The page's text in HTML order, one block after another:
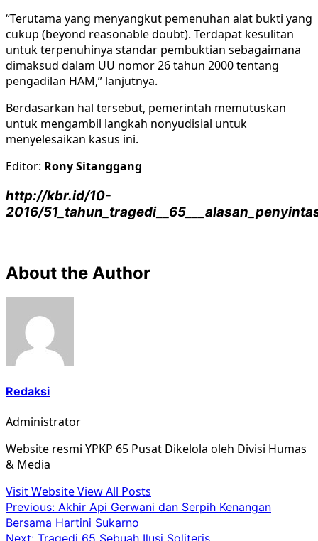
“Terutama yang menyangkut pemenuhan alat bukti yang
cukup (beyond reasonable doubt). Terdapat kesulitan
untuk terpenuhinya standar pembuktian sebagaimana
dimaksud dalam UU nomor 26 tahun 2000 tentang
pengadilan HAM,” lanjutnya.
Berdasarkan hal tersebut, pemerintah memutuskan
untuk mengambil langkah nonyudisial untuk
menyelesaikan kasus ini.
Editor: Rony Sitanggang
http://kbr.id/10-
2016/
About the Author
Redaksi
Administrator
Website resmi YPKP 65 Pusat Dikelola oleh Divisi Humas
& Media
Visit WebsiteView All Posts
Post
navigation
Previous: Akhir Api Gerwani dan Serpih Kenangan
Bersama Hartini Sukarno
Next: Tragedi 65 Sebuah Ilusi Soliteris